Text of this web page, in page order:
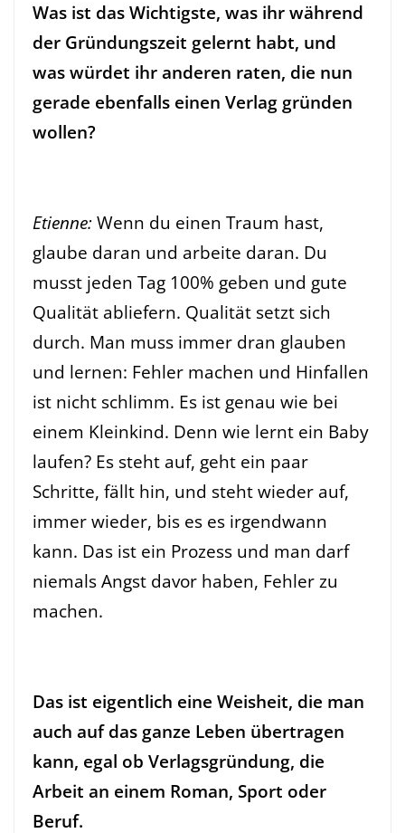
Was ist das Wichtigste, was ihr während
der Gründungszeit gelernt habt, und
was würdet ihr anderen raten, die nun
gerade ebenfalls einen Verlag gründen
wollen?
Etienne: Wenn du einen Traum hast,
glaube daran und arbeite daran. Du
musst jeden Tag 100% geben und gute
Qualität abliefern. Qualität setzt sich
durch. Man muss immer dran glauben
und lernen: Fehler machen und Hinfallen
ist nicht schlimm. Es ist genau wie bei
einem Kleinkind. Denn wie lernt ein Baby
laufen? Es steht auf, geht ein paar
Schritte, fällt hin, und steht wieder auf,
immer wieder, bis es es irgendwann
kann. Das ist ein Prozess und man darf
niemals Angst davor haben, Fehler zu
machen.
Das ist eigentlich eine Weisheit, die man
auch auf das ganze Leben übertragen
kann, egal ob Verlagsgründung, die
Arbeit an einem Roman, Sport oder
Beruf.